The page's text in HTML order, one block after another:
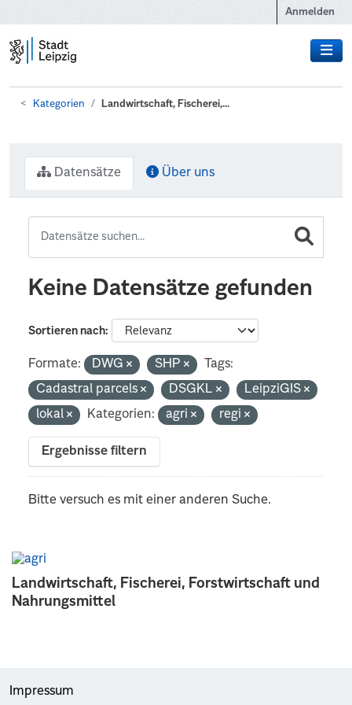
Anmelden
Kategorien Landwirtschaft, Fischerei,...
Landwirtschaft, Fischerei, Forstwirtschaft und
Nahrungsmittel
Datensätze Über uns
Keine Datensätze gefunden
Sortieren nach
Formate: DWG SHP
Tags:
Cadastral parcels
DSGKL
LeipziGIS
lokal
Kategorien: agri regi
Ergebnisse filtern
Bitte versuch es mit einer anderen Suche.
Impressum